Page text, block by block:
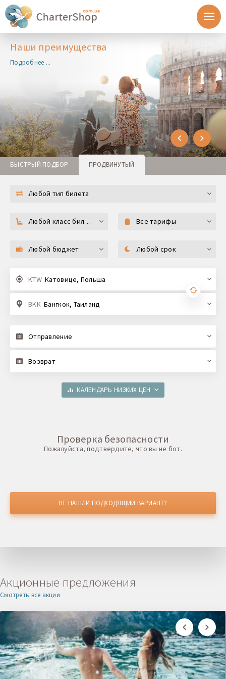
Наши преимущества
Подробнее ...
БЫСТРЫЙ ПОДБОР ПРОДВИНУТЫЙ
КАЛЕНДАРЬ НИЗКИХ ЦЕН
Любой тип билета
Любой класс билета Все тарифы
Любой бюджет Любой срок
KTW Катовице, Польша
BKK Бангкок, Таиланд
Отправление
Возврат
Проверка безопасности
Пожалуйста, подтвердите, что вы не бот.
НЕ НАШЛИ ПОДХОДЯЩИЙ ВАРИАНТ?
Акционные предложения
Смотреть все акции